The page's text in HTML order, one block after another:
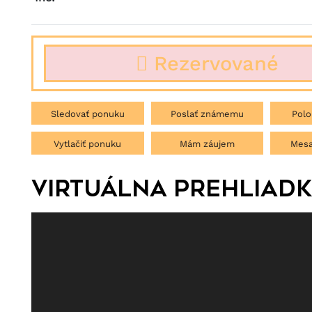
Rezervované
Sledovať ponuku Poslať známemu
Vytlačiť ponuku Mám záujem
Virtuálna